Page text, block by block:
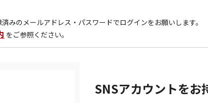
のメールアドレス・パスワードでログインをお願いします。
をご参照ください。
SNSアカウントをお